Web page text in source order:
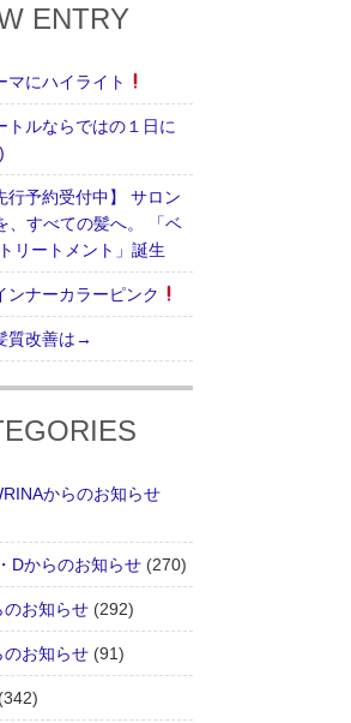
ENTRY
マにハイライト
トルならではの１日に
行予約受付中】 サロン
、すべての髪へ。 「ベ
リートメント」誕生
ンナーカラーピンク
質改善は→
からのお知らせ
Dからのお知らせ (270)
のお知らせ (292)
のお知らせ (91)
(342)